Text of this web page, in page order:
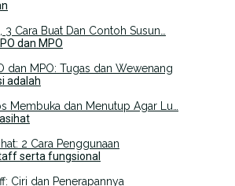
3 Cara Buat Dan Contoh Susun…
dan MPO: Tugas dan Wewenang
Membuka dan Menutup Agar Lu…
2 Cara Penggunaan
Ciri dan Penerapannya